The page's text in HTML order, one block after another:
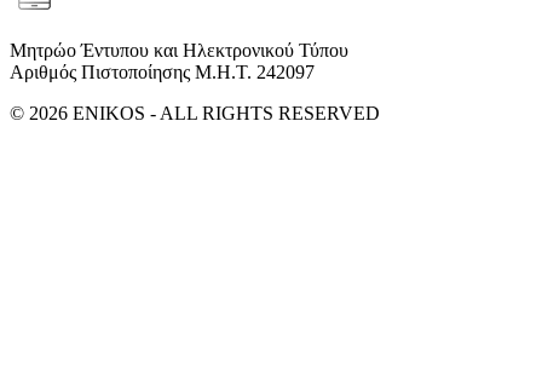
Μητρώο Έντυπου και Ηλεκτρονικού Τύπου
Αριθμός Πιστοποίησης Μ.Η.Τ. 242097
© 2026 ENIKOS - ALL RIGHTS RESERVED